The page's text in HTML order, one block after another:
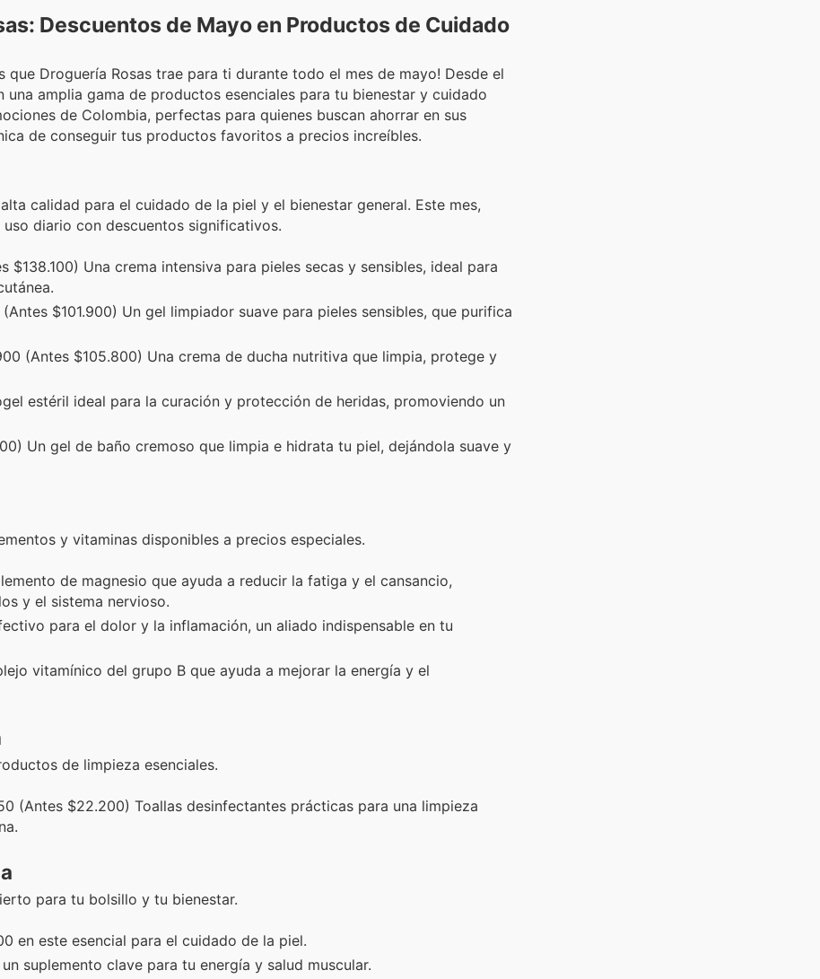
Descuentos de Mayo en Productos de Cuidado
Droguería Rosas trae para ti durante todo el mes de mayo! Desde el
amplia gama de productos esenciales para tu bienestar y cuidado
de Colombia, perfectas para quienes buscan ahorrar en sus
de conseguir tus productos favoritos a precios increíbles.
calidad para el cuidado de la piel y el bienestar general. Este mes,
diario con descuentos significativos.
$138.100) Una crema intensiva para pieles secas y sensibles, ideal para
$101.900) Un gel limpiador suave para pieles sensibles, que purifica
(Antes $105.800) Una crema de ducha nutritiva que limpia, protege y
estéril ideal para la curación y protección de heridas, promoviendo un
Un gel de baño cremoso que limpia e hidrata tu piel, dejándola suave y
y vitaminas disponibles a precios especiales.
de magnesio que ayuda a reducir la fatiga y el cansancio,
y el sistema nervioso.
para el dolor y la inflamación, un aliado indispensable en tu
vitamínico del grupo B que ayuda a mejorar la energía y el
de limpieza esenciales.
(Antes $22.200) Toallas desinfectantes prácticas para una limpieza
para tu bolsillo y tu bienestar.
en este esencial para el cuidado de la piel.
suplemento clave para tu energía y salud muscular.